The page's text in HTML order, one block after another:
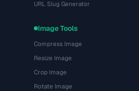
URL Slug Generator
Image Tools
Compress Image
Resize Image
Crop Image
Rotate Image